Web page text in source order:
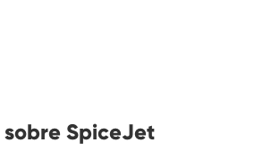
SpiceJet